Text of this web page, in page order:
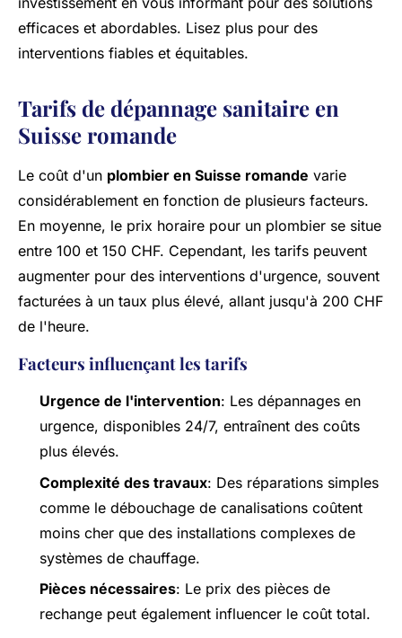
efficaces et abordables. Lisez plus pour des
interventions fiables et équitables.
Tarifs de dépannage sanitaire en
Suisse romande
Le coût d'un plombier en Suisse romande varie
considérablement en fonction de plusieurs facteurs.
En moyenne, le prix horaire pour un plombier se situe
entre 100 et 150 CHF. Cependant, les tarifs peuvent
augmenter pour des interventions d'urgence, souvent
facturées à un taux plus élevé, allant jusqu'à 200 CHF
de l'heure.
Facteurs influençant les tarifs
Urgence de l'intervention: Les dépannages en
urgence, disponibles 24/7, entraînent des coûts
plus élevés.
Complexité des travaux: Des réparations simples
comme le débouchage de canalisations coûtent
moins cher que des installations complexes de
systèmes de chauffage.
Pièces nécessaires: Le prix des pièces de
rechange peut également influencer le coût total.